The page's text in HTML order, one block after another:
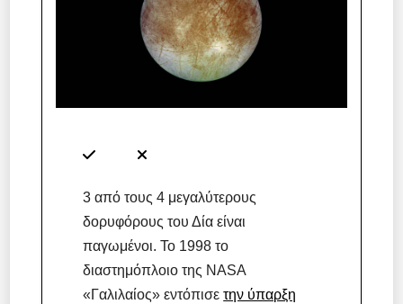
3 από τους 4 μεγαλύτερους
δορυφόρους του Δία είναι
παγωμένοι. Το 1998 το
διαστημόπλοιο της NASA
«Γαλιλαίος» εντόπισετην ύπαρξη